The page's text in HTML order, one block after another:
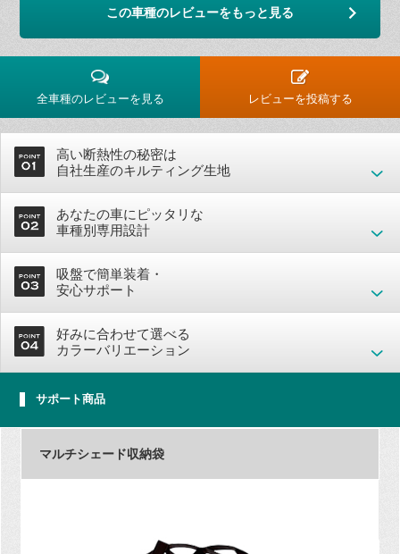
この車種のレビューをもっと見る
全車種のレビューを見る レビューを投稿する
高い断熱性の秘密は
自社生産のキルティング生地
あなたの車にピッタリな
車種別専用設計
吸盤で簡単装着・
安心サポート
好みに合わせて選べる
カラーバリエーション
サポート商品
マルチシェード収納袋